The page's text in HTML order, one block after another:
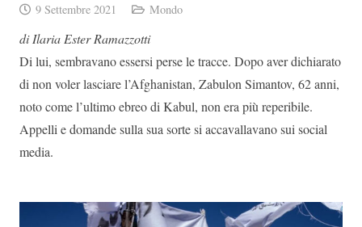
9 Settembre 2021 Mondo
di Ilaria Ester Ramazzotti
Di lui, sembravano essersi perse le tracce. Dopo aver dichiarato
di non voler lasciare l’Afghanistan, Zabulon Simantov, 62 anni,
noto come l’ultimo ebreo di Kabul, non era più reperibile.
Appelli e domande sulla sua sorte si accavallavano sui social
media.